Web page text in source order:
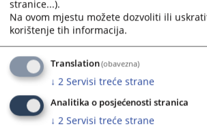
to
get
keyboard
shortcuts
for
changing
dates.
to
get
shortcuts
for
changing
dates.
Struktura kriminala u 2018 godini
Struktura u kriminala 2017. godini
Struktura kriminala u 2016. godini
stranice...).
Na ovom mjestu možete dozvoliti ili
korištenje tih informacija.
Translation(obavezna)
↓ 2 Servisi treće strane
Analitika o posjećenosti stranica
↓ 2 Servisi treće strane